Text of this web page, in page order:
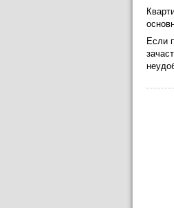
Если